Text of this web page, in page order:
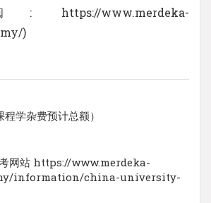
www.merdeka-
)
学杂费预计总额）
网站 https://www.merdeka-
information/china-university-